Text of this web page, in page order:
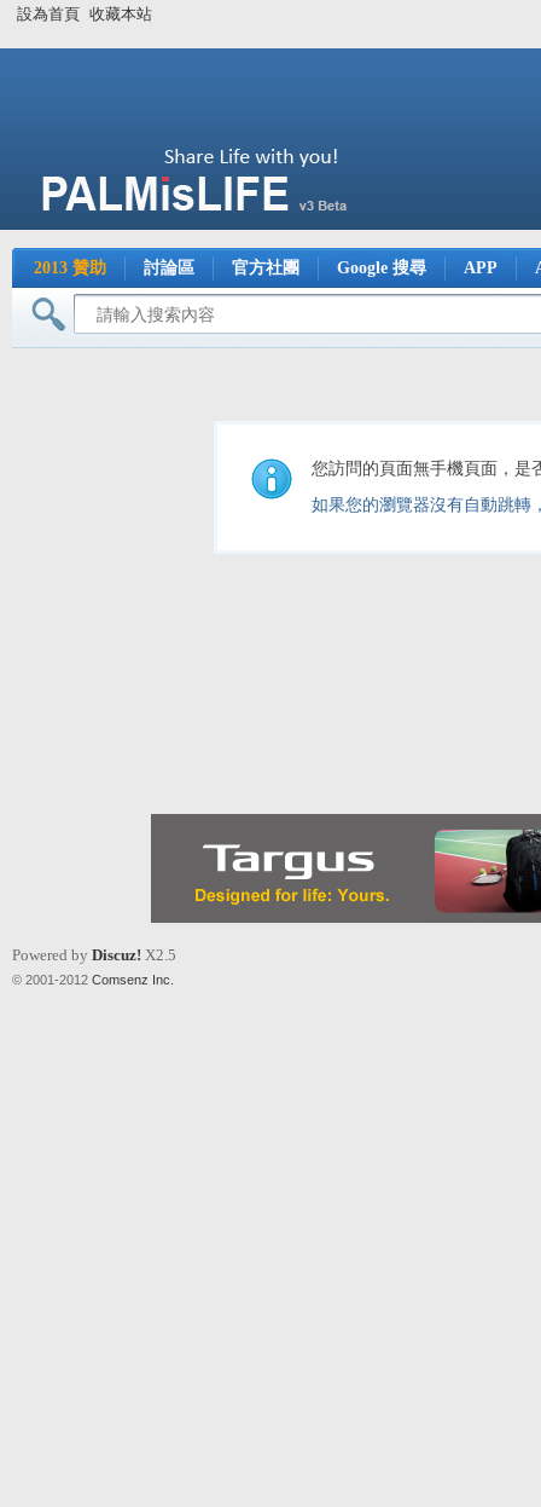
設為首頁 收藏本站
2013 贊助 討論區 官方社團 Google 搜尋 APP
您訪問的頁面無手機頁面，是
如果您的瀏覽器沒有自動跳轉
Powered by Discuz! X2.5
© 2001-2012 Comsenz Inc.